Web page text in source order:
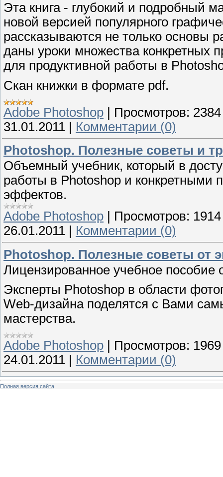
Эта книга - глубокий и подробный
новой версией популярного
рассказываются не только
даны уроки множества конкретных
для продуктивной работы в
Скан книжки в формате pdf.
Adobe Photoshop | Просмотров: 2384
31.01.2011 | Комментарии (0)
Photoshop. Полезные советы и
Объемный учебник, который в
работы в Photoshop и
эффектов.
Adobe Photoshop
Просмотров: 1914
26.01.2011
Комментарии (0)
Photoshop. Полезные советы от
Лицензированное учебное пособие
Эксперты Photoshop в области
Web-дизайна поделятся с Вами
мастерства.
Adobe Photoshop
Просмотров: 1969
24.01.2011
Комментарии (0)
Полная версия сайта